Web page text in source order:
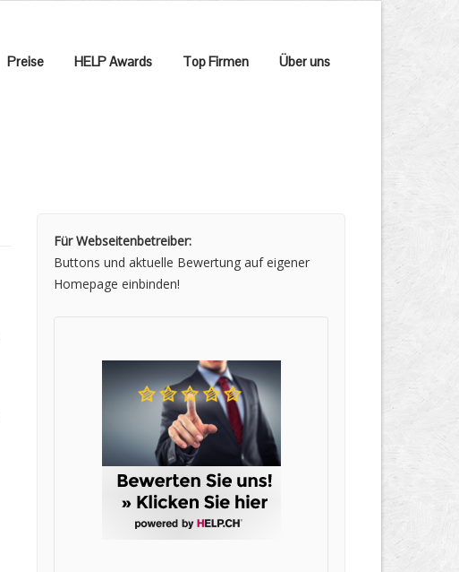
Preise HELP Awards Top Firmen Über uns
Für Webseitenbetreiber:
Buttons und aktuelle Bewertung auf eigener
Homepage einbinden!